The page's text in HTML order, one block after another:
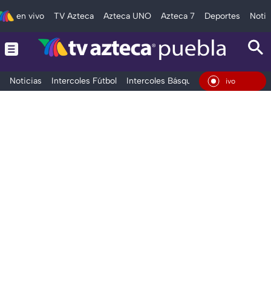
en vivo TV Azteca Azteca UNO Azteca 7 Deportes
Noticias Intercoles Fútbol Intercoles Básquetbol Deportes
En Vivo